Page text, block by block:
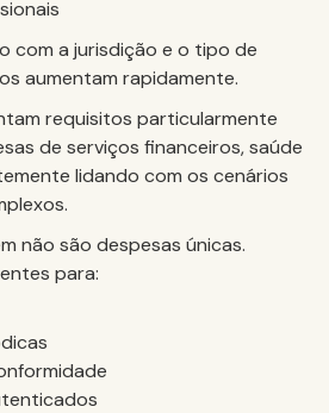
com a jurisdição e o tipo de
aumentam rapidamente.
requisitos particularmente
de serviços financeiros, saúde
lidando com os cenários
não são despesas únicas.
para: